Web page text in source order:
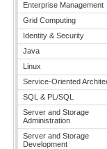
Enterprise Management
Grid Computing
Identity & Security
Java
Linux
Service-Oriented
SQL & PL/SQL
Server and Storage
Administration
Server and Storage
Development